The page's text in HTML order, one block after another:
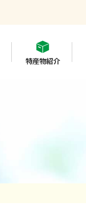
特産物紹介